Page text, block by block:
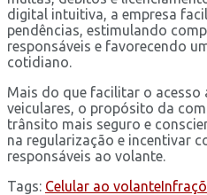
digital intuitiva, a empresa
pendências, estimulando
responsáveis e favorecendo
cotidiano.
Mais do que facilitar o acesso
veiculares, o propósito da
trânsito mais seguro e
na regularização e incentivar
responsáveis ao volante.
Tags: Celular ao volante